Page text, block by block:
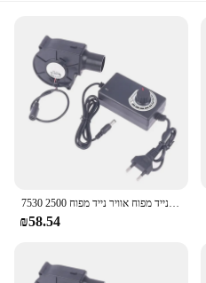
7530 מריחה מתכת נייד מפוח אוויר נייד מפוח 2500r צנטריפוגלי אוויר קריר מאוורר bbq
₪58.54